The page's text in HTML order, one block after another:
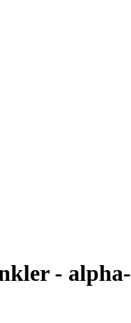
- alpha-